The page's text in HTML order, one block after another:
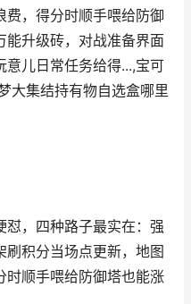
费，得分时顺手喂给防御
能升级砖，对战准备界面
意儿日常任务给得...,宝可
大集结持有物自选盒哪里
怼，四种路子最实在：强
积分当场点更新，地图
时顺手喂给防御塔也能涨